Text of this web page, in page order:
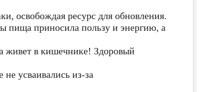
освобождая ресурс для обновления.
пища приносила пользу и энергию, а
живет в кишечнике! Здоровый
усваивались из-за